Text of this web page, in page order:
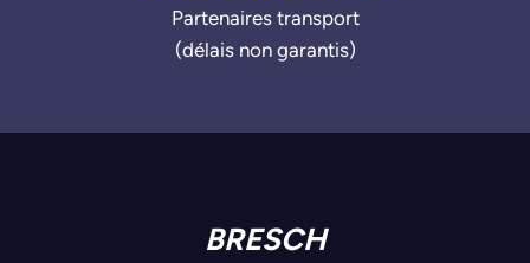
Partenaires transport
(délais non garantis)
BRESCH